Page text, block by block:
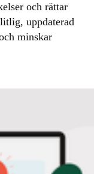
och rättar
uppdaterad
minskar